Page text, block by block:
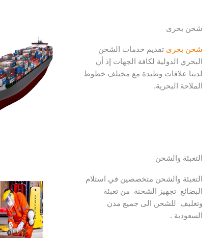
شحن بحرى
شحن بحرى تقديم خدمات الشحن
البحري الدولية لكافة الجهات إذ أن
لدينا علاقات وطيدة مع مختلف خطوط
الملاحة البحرية.
التعبئة والشحن
التعبئة والشحن متخصصين في استلام
البضائع تجهيز الشحنة من تعبئة
وتغليف للشحن الى جميع مدن
السعودبة .